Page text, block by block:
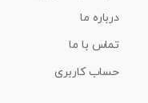
درباره ما
تماس با ما
حساب کاربری